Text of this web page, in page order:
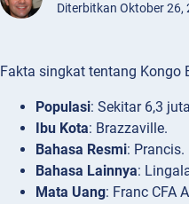
Diterbitkan Oktober 26,
Fakta singkat tentang Kongo
Populasi: Sekitar 6,3
Ibu Kota: Brazzaville.
Bahasa Resmi: Prancis.
Bahasa Lainnya:
Mata Uang: Franc CFA